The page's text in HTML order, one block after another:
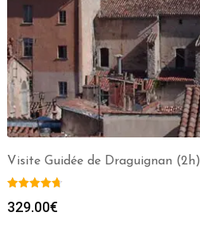
Visite Guidée de Draguignan (2h)
329.00€